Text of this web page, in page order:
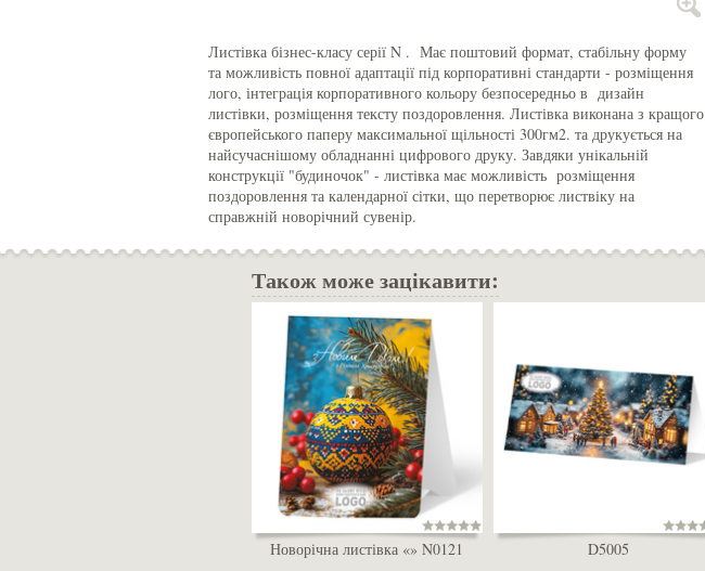
Листівка бізнес-класу серії N . Має поштовий формат, стабільну форму
та можливість повної адаптації під корпоративні стандарти - розміщення
лого, інтеграція корпоративного кольору безпосередньо в дизайн
листівки, розміщення тексту поздоровлення. Листівка виконана з кращого
європейського паперу максимальної щільності 300гм2. та друкується на
найсучаснішому обладнанні цифрового друку. Завдяки унікальній
конструкції "будиночок" - листівка має можливість розміщення
поздоровлення та календарної сітки, що перетворює листвіку на
справжній новорічний сувенір.
Також може зацікавити:
Новорічна листівка «» N0121 D5005